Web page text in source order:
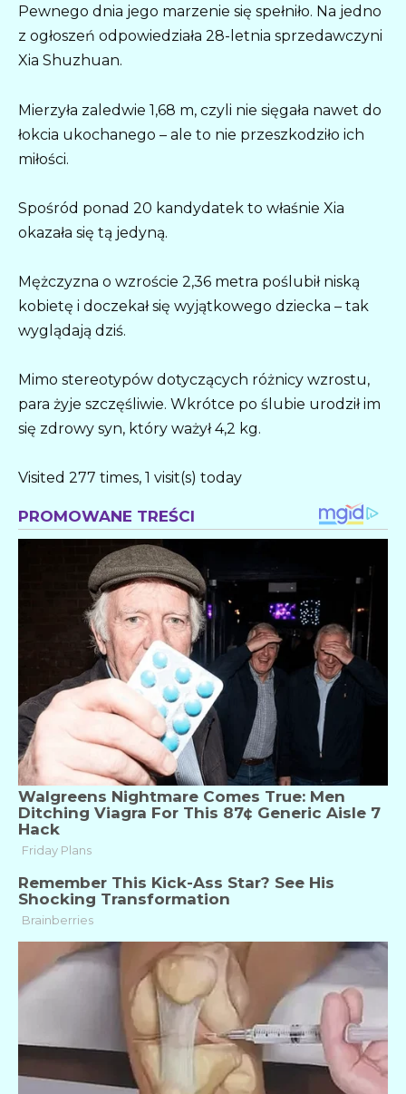
Pewnego dnia jego marzenie się spełniło. Na jedno
z ogłoszeń odpowiedziała 28-letnia sprzedawczyni
Xia Shuzhuan.
Mierzyła zaledwie 1,68 m, czyli nie sięgała nawet do
łokcia ukochanego – ale to nie przeszkodziło ich
miłości.
Spośród ponad 20 kandydatek to właśnie Xia
okazała się tą jedyną.
Mężczyzna o wzroście 2,36 metra poślubił niską
kobietę i doczekał się wyjątkowego dziecka – tak
wyglądają dziś.
Mimo stereotypów dotyczących różnicy wzrostu,
para żyje szczęśliwie. Wkrótce po ślubie urodził im
się zdrowy syn, który ważył 4,2 kg.
Visited 277 times, 1 visit(s) today